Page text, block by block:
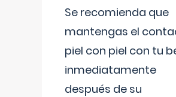
Se recomienda que
mantengas el
piel con piel con tu
inmediatamente
después de su